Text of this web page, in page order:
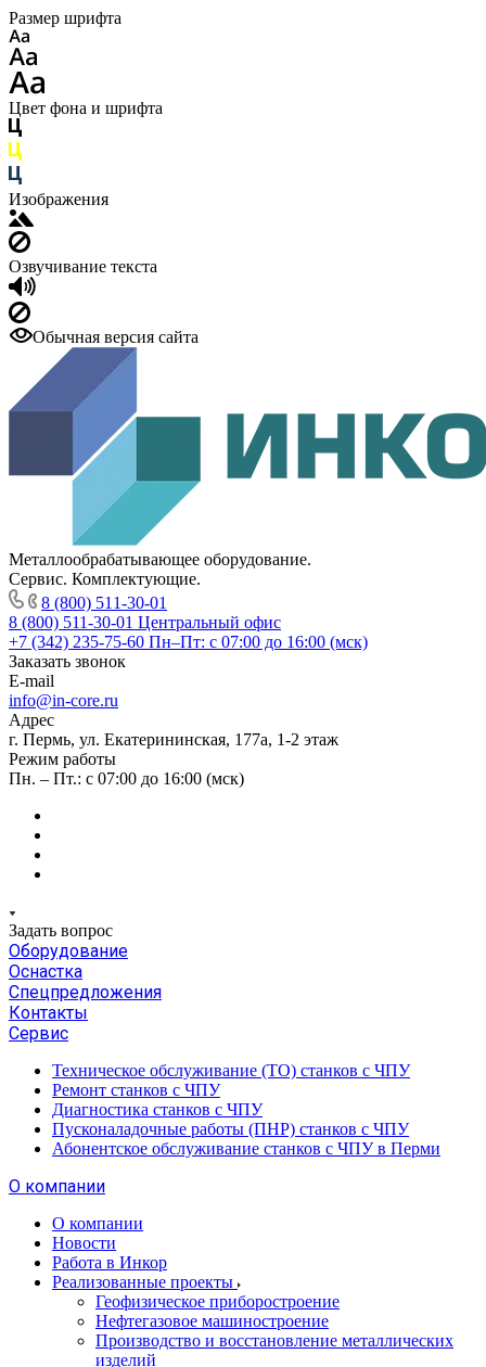
Размер шрифта
Цвет фона и шрифта
Изображения
Озвучивание текста
Обычная версия сайта
Металлообрабатывающее оборудование.
Сервис. Комплектующие.
8 (800) 511-30-01
8 (800) 511-30-01 Центральный офис
+7 (342) 235-75-60 Пн–Пт: с 07:00 до 16:00 (мск)
Заказать звонок
E-mail
info@in-core.ru
Адрес
г. Пермь, ул. ​Екатерининская, 177а, ​1-2 этаж
Режим работы
Пн. – Пт.: с 07:00 до 16:00 (мск)
Задать вопрос
Оборудование
Оснастка
Спецпредложения
Контакты
Сервис
Техническое обслуживание (ТО) станков с ЧПУ
Ремонт станков с ЧПУ
Диагностика станков с ЧПУ
Пусконаладочные работы (ПНР) станков с ЧПУ
Абонентское обслуживание станков с ЧПУ в Перми
О компании
О компании
Новости
Работа в Инкор
Реализованные проекты
Геофизическое приборостроение
Нефтегазовое машиностроение
Производство и восстановление металлических
изделий